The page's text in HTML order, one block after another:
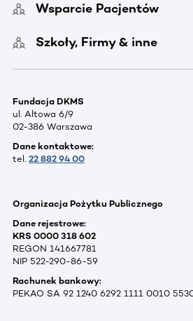
Wsparcie Pacjentów
Szkoły, Firmy & inne
Fundacja DKMS
ul. Altowa 6/9
02-386 Warszawa
Dane kontaktowe:
tel. 22 882 94 00
Organizacja Pożytku Publicznego
Dane rejestrowe:
KRS 0000 318 602
REGON 141667781
NIP 522-290-86-59
Rachunek bankowy:
PEKAO SA 92 1240 6292 1111 0010